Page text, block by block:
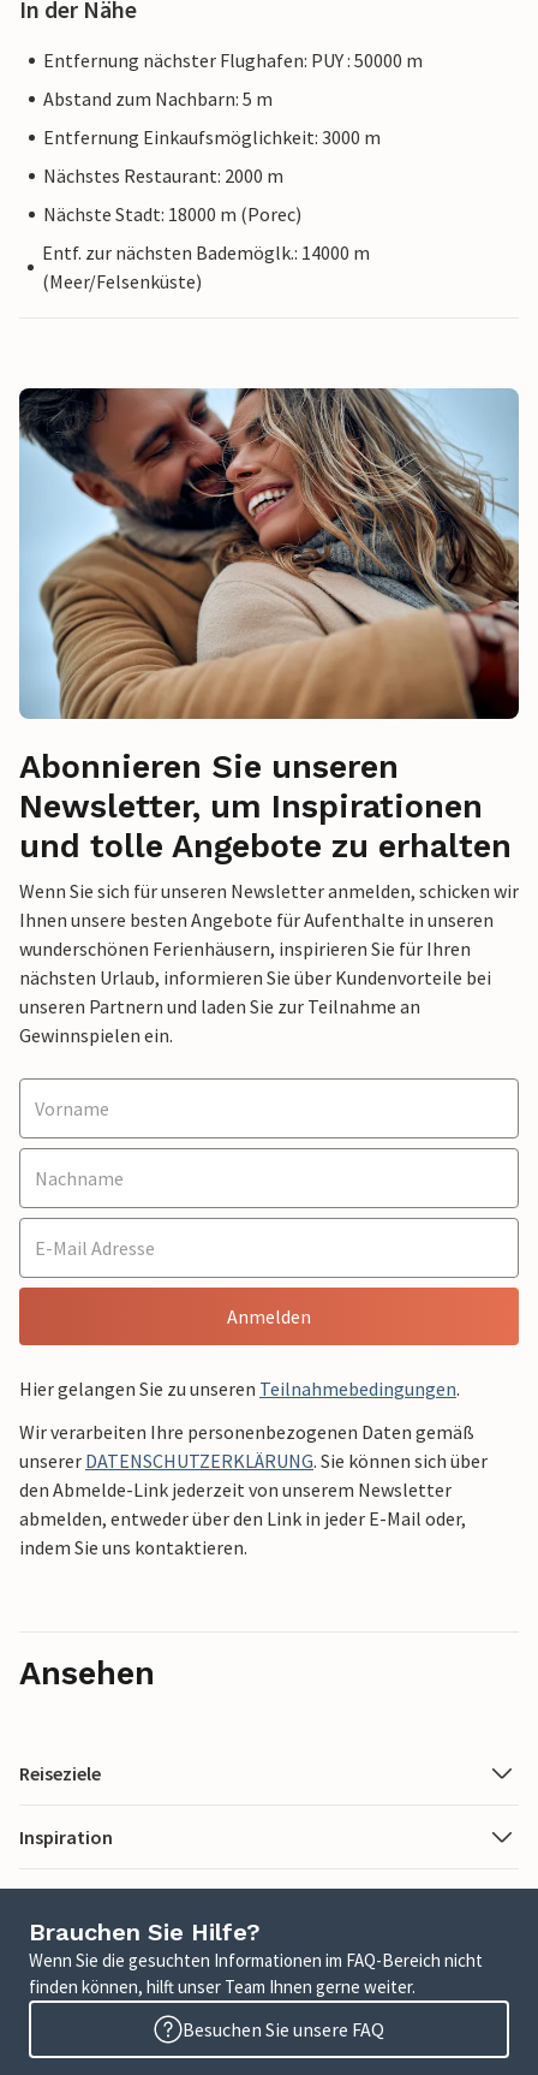
In der Nähe
Entfernung nächster Flughafen: PUY : 50000 m
Abstand zum Nachbarn: 5 m
Entfernung Einkaufsmöglichkeit: 3000 m
Nächstes Restaurant: 2000 m
Nächste Stadt: 18000 m (Porec)
Entf. zur nächsten Bademöglk.: 14000 m
(Meer/Felsenküste)
Abonnieren Sie unseren
Newsletter, um Inspirationen
und tolle Angebote zu erhalten
Wenn Sie sich für unseren Newsletter anmelden, schicken wir
Ihnen unsere besten Angebote für Aufenthalte in unseren
wunderschönen Ferienhäusern, inspirieren Sie für Ihren
nächsten Urlaub, informieren Sie über Kundenvorteile bei
unseren Partnern und laden Sie zur Teilnahme an
Gewinnspielen ein.
Anmelden
Hier gelangen Sie zu unseren Teilnahmebedingungen.
Wir verarbeiten Ihre personenbezogenen Daten gemäß
unserer DATENSCHUTZERKLÄRUNG. Sie können sich über
den Abmelde-Link jederzeit von unserem Newsletter
abmelden, entweder über den Link in jeder E-Mail oder,
indem Sie uns kontaktieren.
Ansehen
Reiseziele
Inspiration
Brauchen Sie Hilfe?
Wenn Sie die gesuchten Informationen im FAQ-Bereich nicht
finden können, hilft unser Team Ihnen gerne weiter.
Besuchen Sie unsere FAQ